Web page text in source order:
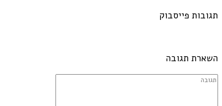
תגובות פייסבוק
השארת תגובה